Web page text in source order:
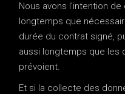
Nous avons l’intention
longtemps que
durée du contrat signé,
aussi longtemps que les
prévoient.
Et si la collecte des